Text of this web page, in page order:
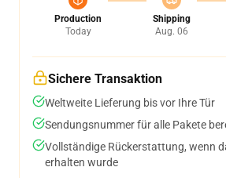
Production
Today
Shipping
Aug. 06
Sichere Transaktion
Weltweite Lieferung bis vor Ihre Tür
Sendungsnummer für alle Pakete
Vollständige Rückerstattung, wenn
erhalten wurde